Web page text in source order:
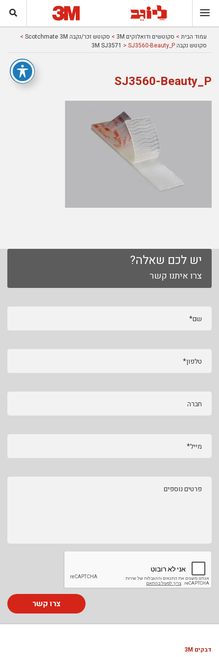
עמוד הבית > סקוטשים ודואלוקים 3M > סקוטש זכר/נקבה Scotchmate 3M
>
סקוטש נקבה 3M SJ3571> SJ3560-Beauty_P
SJ3560-Beauty_P
יש לכם שאלה?
צרו איתנו קשר
שם*
טלפון*
חברה
מייל*
פרטים נוספים
צרו קשר
דבקים 3M